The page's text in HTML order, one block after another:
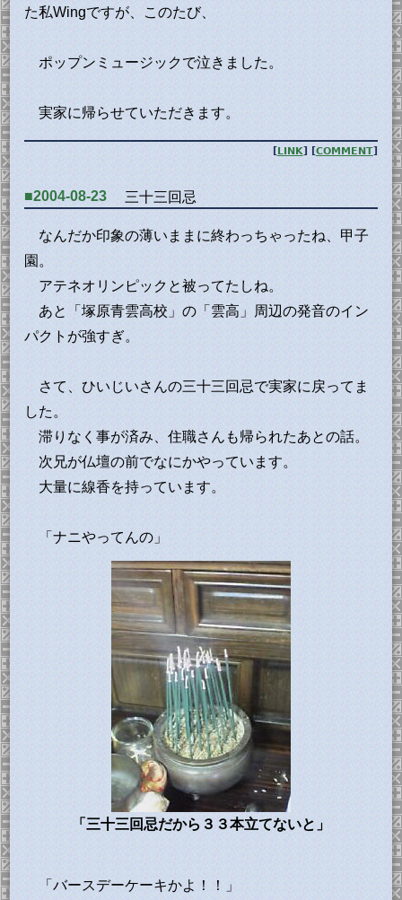
た私Wingですが、このたび、
ポップンミュージックで泣きました。
実家に帰らせていただきます。
[LINK] [COMMENT]
■2004-08-23 三十三回忌
なんだか印象の薄いままに終わっちゃったね、甲子
園。
アテネオリンピックと被ってたしね。
あと「塚原青雲高校」の「雲高」周辺の発音のイン
パクトが強すぎ。
さて、ひいじいさんの三十三回忌で実家に戻ってま
した。
滞りなく事が済み、住職さんも帰られたあとの話。
次兄が仏壇の前でなにかやっています。
大量に線香を持っています。
「ナニやってんの」
「三十三回忌だから３３本立てないと」
「バースデーケーキかよ！！」